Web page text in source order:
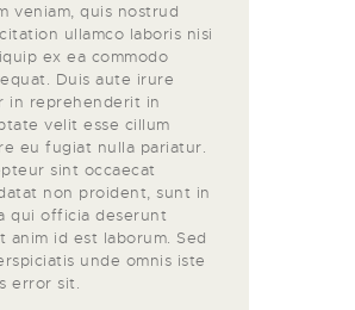
veniam, quis nostrud
ullamco laboris nisi
ex ea commodo
Duis aute irure
in reprehenderit in
velit esse cillum
eu fugiat nulla pariatur.
sint occaecat
non proident, sunt in
qui officia deserunt
anim id est laborum. Sed
unde omnis iste
error sit.